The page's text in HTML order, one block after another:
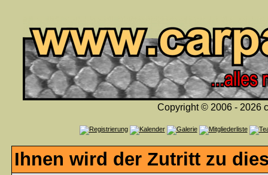
Copyright © 2006 - 2026
Ihnen wird der Zutritt zu